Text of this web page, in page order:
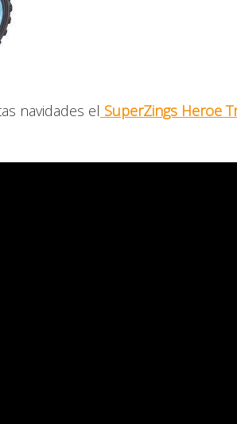
navidades el SuperZings Heroe